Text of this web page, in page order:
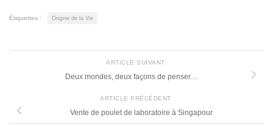
Étiquettes : Origine de la Vie
ARTICLE SUIVANT
Deux mondes, deux façons de penser…
ARTICLE PRÉCÉDENT
Vente de poulet de laboratoire à Singapour